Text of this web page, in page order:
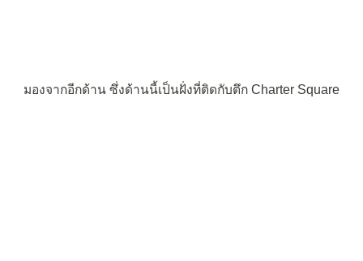
มองจากอีกด้าน ซึ่งด้านนี้เป็นฝั่งที่ติดกับตึก Charter Square